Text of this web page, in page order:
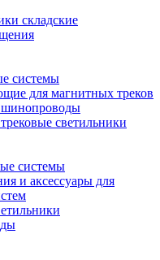
складские
системы
для магнитных треков
светильники
системы
и аксессуары для